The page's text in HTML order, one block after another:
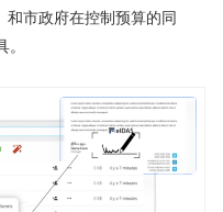
市政府在控制预算的同